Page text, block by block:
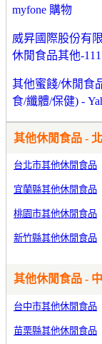
myfone 購物
威昇國際股份有
休閒食品其他-
其他蜜餞/休閒食
食/纖體/保健) -
其他休閒食品 -
台北市其他休閒食品
宜蘭縣其他休閒食品
桃園市其他休閒食品
新竹縣其他休閒食品
其他休閒食品 -
台中市其他休閒食品
苗栗縣其他休閒食品